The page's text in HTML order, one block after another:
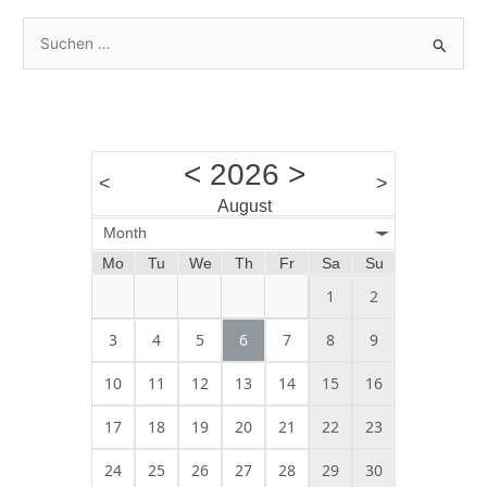
< < 2026 >
August
>
Month
Mo Tu We Th Fr Sa Su
1 2
3 4 5 6 7 8 9
10 11 12 13 14 15 16
17 18 19 20 21 22 23
24 25 26 27 28 29 30